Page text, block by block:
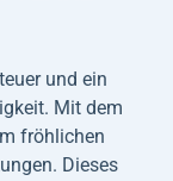
und ein
Mit dem
fröhlichen
Dieses